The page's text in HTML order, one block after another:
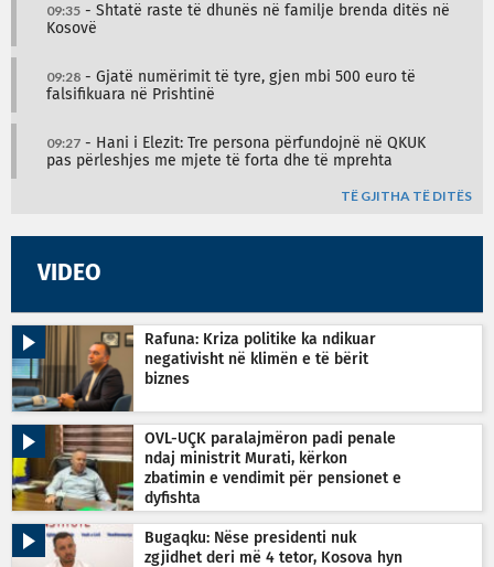
09:35 - Shtatë raste të dhunës në familje brenda ditës në
Kosovë
09:28 - Gjatë numërimit të tyre, gjen mbi 500 euro të
falsifikuara në Prishtinë
09:27 - Hani i Elezit: Tre persona përfundojnë në QKUK
pas përleshjes me mjete të forta dhe të mprehta
TË GJITHA TË DITËS
VIDEO
Rafuna: Kriza politike ka ndikuar
negativisht në klimën e të bërit
biznes
OVL-UÇK paralajmëron padi penale
ndaj ministrit Murati, kërkon
zbatimin e vendimit për pensionet e
dyfishta
Bugaqku: Nëse presidenti nuk
zgjidhet deri më 4 tetor, Kosova hyn